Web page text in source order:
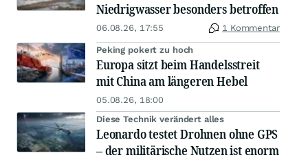
Niedrigwasser besonders betroffen
06.08.26, 17:55 1 Kommentar
Peking pokert zu hoch
Europa sitzt beim Handelsstreit
mit China am längeren Hebel
05.08.26, 18:00
Diese Technik verändert alles
Leonardo testet Drohnen ohne GPS
– der militärische Nutzen ist enorm